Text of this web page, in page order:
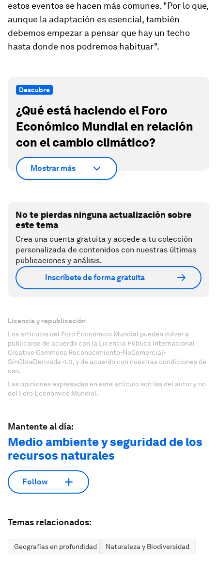
estos eventos se hacen más comunes. "Por lo que,
aunque la adaptación es esencial, también
debemos empezar a pensar que hay un techo
hasta donde nos podremos habituar".
Descubre
¿Qué está haciendo el Foro
Económico Mundial en relación
con el cambio climático?
Mostrar más
No te pierdas ninguna actualización sobre
este tema
Crea una cuenta gratuita y accede a tu colección
personalizada de contenidos con nuestras últimas
publicaciones y análisis.
Inscríbete de forma gratuita
Licencia y republicación
Los artículos del Foro Económico Mundial pueden volver a
publicarse de acuerdo con la Licencia Pública Internacional
Creative Commons Reconocimiento-NoComercial-
SinObraDerivada 4.0, y de acuerdo con nuestras condiciones de
uso.
Las opiniones expresadas en este artículo son las del autor y no
del Foro Económico Mundial.
Mantente al día:
Medio ambiente y seguridad de los
recursos naturales
Follow
Temas relacionados:
Geografías en profundidad Naturaleza y Biodiversidad